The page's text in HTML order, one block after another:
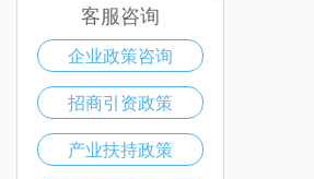
客服咨询
企业政策咨询
招商引资政策
产业扶持政策